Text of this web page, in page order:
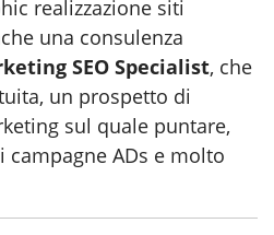
realizzazione siti
una consulenza
SEO Specialist, che
un prospetto di
sul quale puntare,
ADs e molto